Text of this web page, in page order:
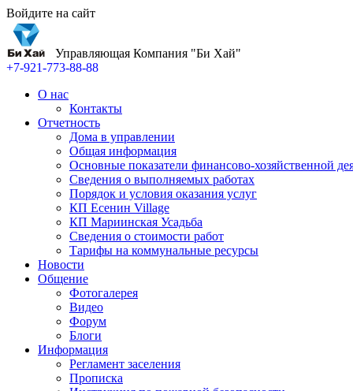
Войдите на сайт
Управляющая Компания "Би Хай"
+7-921-773-88-88
О нас
Контакты
Отчетность
Дома в управлении
Общая информация
Основные показатели финансово-хозяйственной
Сведения о выполняемых работах
Порядок и условия оказания услуг
КП Есенин Village
КП Мариинская Усадьба
Сведения о стоимости работ
Тарифы на коммунальные ресурсы
Новости
Общение
Фотогалерея
Видео
Форум
Блоги
Информация
Регламент заселения
Прописка